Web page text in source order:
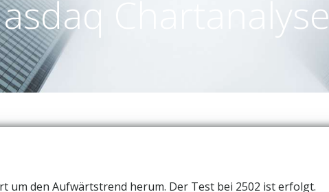
Chartanalyse
um den Aufwärtstrend herum. Der Test bei 2502 ist erfolgt.